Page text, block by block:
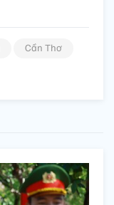
Cần Thơ